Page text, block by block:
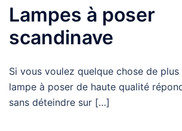
Lampes à poser
scandinave
Si vous voulez quelque chose de plus
lampe à poser de haute qualité
sans déteindre sur […]